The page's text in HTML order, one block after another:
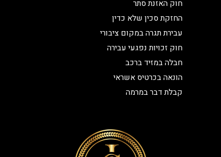
חוק האזנת סתר
החזקת סכין שלא כדין
עבירת תגרה במקום ציבורי
חוק זכויות נפגעי עבירה
חבלה במזיד ברכב
הונאה בכרטיס אשראי
קבלת דבר במרמה